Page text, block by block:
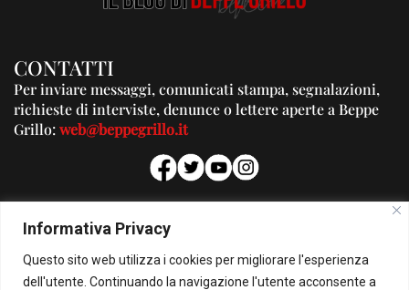
Informativa Privacy
Questo sito web utilizza i cookies per migliorare l'esperienza
dell'utente. Continuando la navigazione l'utente acconsente a
CONTATTI
Per inviare messaggi, comunicati stampa, segnalazioni,
richieste di interviste, denunce o lettere aperte a Beppe
Grillo:web@beppegrillo.it
PUBBLICITA'
Per la tua pubblicità su questo Blog:
pubblicita@beppegrillo.it